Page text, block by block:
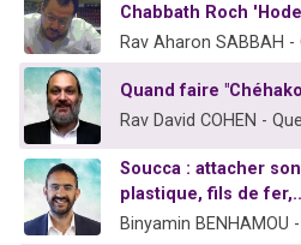
Chabbath Roch
Rav Aharon SABBAH -
Quand faire
Rav David COHEN -
Soucca : attacher
plastique, fils de
Binyamin BENHAMOU